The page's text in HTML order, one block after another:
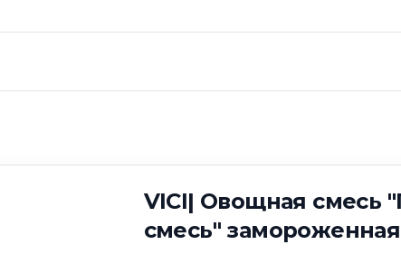
VICI| Овощная смесь
смесь"
400 гр
смесь